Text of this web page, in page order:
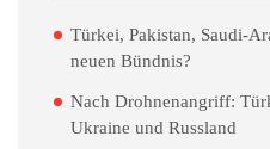
Türkei, Pakistan, Saudi-
neuen Bündnis?
Nach Drohnenangriff:
Ukraine und Russland